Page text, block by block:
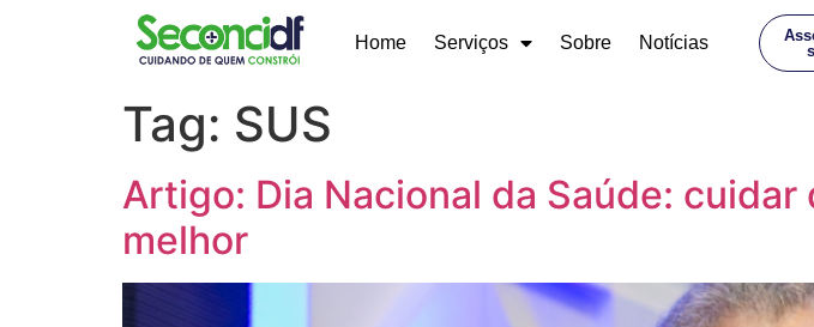
Home Serviços Sobre Notícias
Tag: SUS
Artigo: Dia Nacional da Saúde:
melhor